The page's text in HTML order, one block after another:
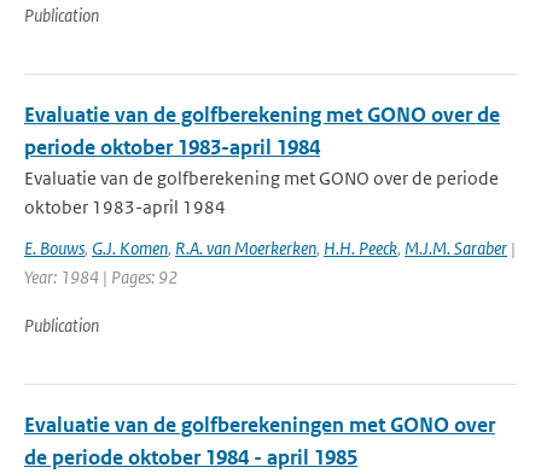
Publication
Evaluatie van de golfberekening met GONO over de
periode oktober 1983-april 1984
Evaluatie van de golfberekening met GONO over de periode
oktober 1983-april 1984
E. Bouws, G.J. Komen, R.A. van Moerkerken, H.H. Peeck, M.J.M. Saraber |
Year: 1984 | Pages: 92
Publication
Evaluatie van de golfberekeningen met GONO over
de periode oktober 1984 - april 1985